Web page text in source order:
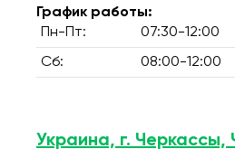
График работы:
Пн-Пт:
07:30-12:00
Сб: 08:00-12:00
Украина, г. Черкассы,